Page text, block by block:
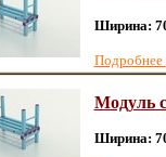
Ширина:
Подробнее
Модуль
Ширина: